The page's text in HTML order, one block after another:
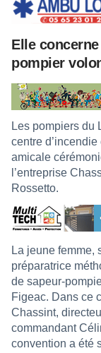
Elle
pompier
Les pompiers du
centre
amicale
l’entreprise
Rossetto.
La jeune femme,
préparatrice
de sapeur-
Figeac. Dans ce
Chassint,
commandant
convention a été